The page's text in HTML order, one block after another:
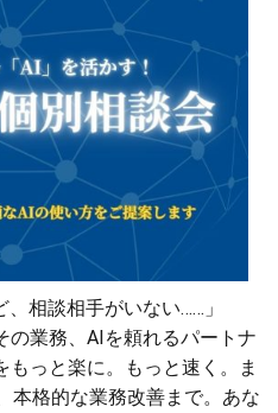
、相談相手がいない……」
の業務、AIを頼れるパートナ
っと楽に。もっと速く。ま
本格的な業務改善まで。あな